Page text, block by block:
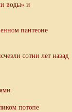
воды» и
пантеоне
сотни лет назад
потопе